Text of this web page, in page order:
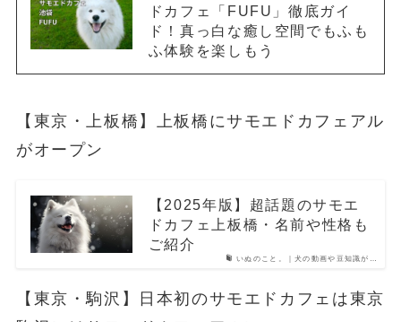
ドカフェ「FUFU」徹底ガイ
ド！真っ白な癒し空間でもふも
ふ体験を楽しもう
【東京・上板橋】上板橋にサモエドカフェアル
がオープン
いぬのこと。｜犬の動画や豆知識が…
【2025年版】超話題のサモエ
ドカフェ上板橋・名前や性格も
ご紹介
【東京・駒沢】日本初のサモエドカフェは東京